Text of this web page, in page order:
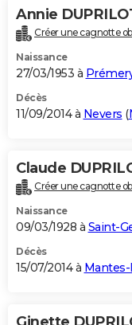
Annie
Créer une cagnotte
Naissance
27/03/1953 à
Décès
11/09/2014 à Nevers (
Claude
Créer une cagnotte
Naissance
09/03/1928 à Saint-
Décès
15/07/2014 à Mantes-